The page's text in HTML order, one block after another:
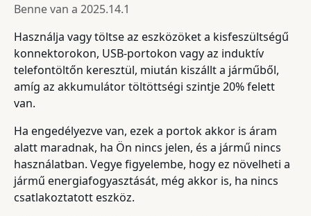
Benne van a 2025.14.1
Használja vagy töltse az eszközöket a kisfeszültségű
konnektorokon, USB-portokon vagy az induktív
telefontöltőn keresztül, miután kiszállt a járműből,
amíg az akkumulátor töltöttségi szintje 20% felett
van.
Ha engedélyezve van, ezek a portok akkor is áram
alatt maradnak, ha Ön nincs jelen, és a jármű nincs
használatban. Vegye figyelembe, hogy ez növelheti a
jármű energiafogyasztását, még akkor is, ha nincs
csatlakoztatott eszköz.